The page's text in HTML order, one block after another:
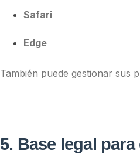
Safari
Edge
También puede gestionar sus
5. Base legal